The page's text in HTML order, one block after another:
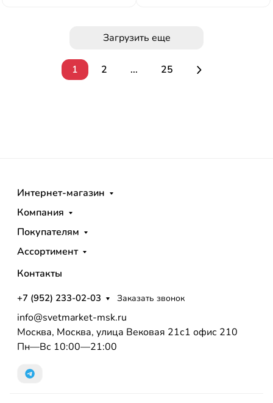
Загрузить еще
1 2 ... 25
Интернет-магазин
Компания
Покупателям
Ассортимент
Контакты
+7 (952) 233-02-03 Заказать звонок
info@svetmarket-msk.ru
Москва, Москва, улица Вековая 21с1 офис 210
Пн—Вс 10:00—21:00